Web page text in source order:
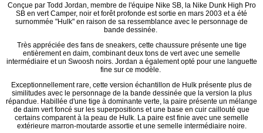
Conçue par Todd Jordan, membre de l'équipe Nike SB, la Nike Dunk High Pro
SB en vert Camper, noir et forêt profonde est sortie en mars 2003 et a été
surnommée "Hulk" en raison de sa ressemblance avec le personnage de
bande dessinée.
Très appréciée des fans de sneakers, cette chaussure présente une tige
entièrement en daim, combinant deux tons de vert avec une semelle
intermédiaire et un Swoosh noirs. Jordan a également opté pour une languette
fine sur ce modèle.
Exceptionnellement rare, cette version échantillon de Hulk présente plus de
similitudes avec le personnage de la bande dessinée que la version la plus
répandue. Habillée d'une tige à dominante verte, la paire présente un mélange
de daim vert foncé sur les superpositions et une base en cuir caillouté que
certains comparent à la peau de Hulk. La paire est finie avec une semelle
extérieure marron-moutarde assortie et une semelle intermédiaire noire.